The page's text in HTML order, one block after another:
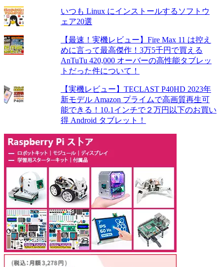
いつも Linux にインストールするソフトウ
ェア20選
【最速！実機レビュー】Fire Max 11 は控え
めに言って最高傑作！3万5千円で買える
AnTuTu 420,000 オーバーの高性能タブレッ
トだった件について！
【実機レビュー】TECLAST P40HD 2023年
新モデル Amazon プライムで高画質再生可
能できる！10.1インチで２万円以下のお買い
得 Android タブレット！